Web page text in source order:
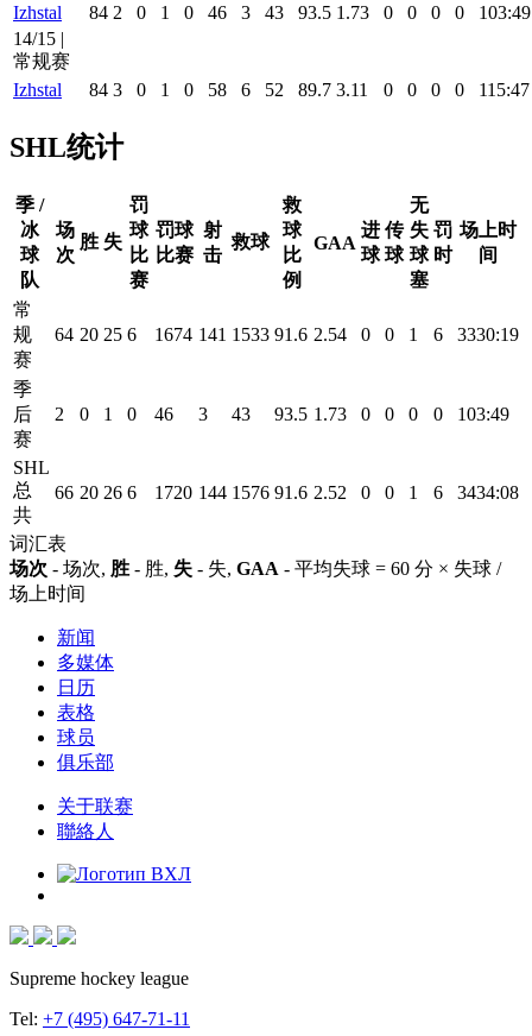
Izhstal
84 2 0 1 0 46 3 43 93.5 1.73 0 0 0 0
103:49
14/15 |
常规赛
Izhstal
84 3 0 1 0 58 6 52 89.7 3.11 0 0 0 0 115:47
SHL统计
季 /
冰
球
队
场
次
胜 失
罚
球
比
赛
罚球
比赛
射
击
救球
救
球
比
例
GAA
进
球
传
球
无
失
球
塞
罚
时
场上时
间
常
规
赛
64 20 25 6 1674 141 1533 91.6 2.54 0 0 1 6 3330:19
季
后
赛
2 0 1 0 46 3 43 93.5 1.73 0 0 0 0 103:49
SHL
总
共
66 20 26 6 1720 144 1576 91.6 2.52 0 0 1 6 3434:08
词汇表
场次 - 场次, 胜 - 胜, 失 - 失, GAA - 平均失球 = 60 分 × 失球 /
场上时间
新闻
多媒体
日历
表格
球员
俱乐部
关于联赛
聯絡人
Supreme hockey league
Tel: +7 (495) 647-71-11